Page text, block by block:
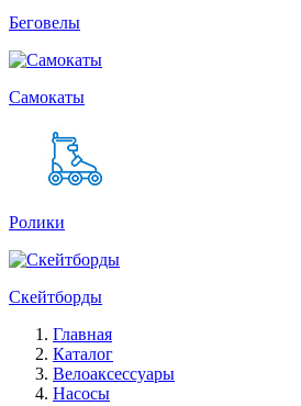
Беговелы
Самокаты
Ролики
Скейтборды
Главная
Каталог
Велоаксессуары
Насосы